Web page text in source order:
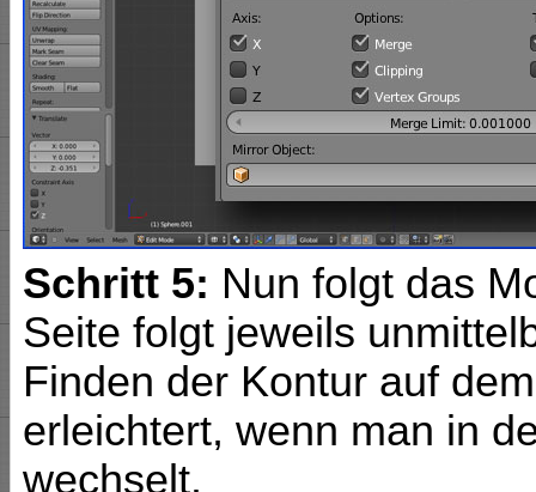
Schritt 5: Nun folgt das
Seite folgt jeweils
Finden der Kontur auf
erleichtert, wenn man in
wechselt.